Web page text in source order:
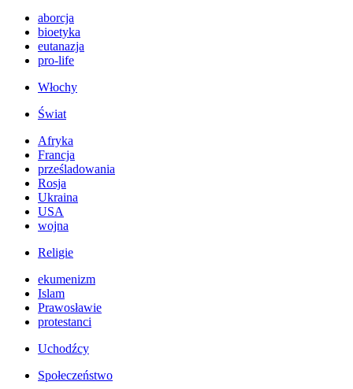
aborcja
bioetyka
eutanazja
pro-life
Włochy
Świat
Afryka
Francja
prześladowania
Rosja
Ukraina
USA
wojna
Religie
ekumenizm
Islam
Prawosławie
protestanci
Uchodźcy
Społeczeństwo